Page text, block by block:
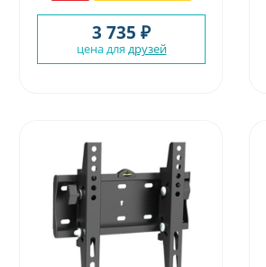
3 735 ₽
цена для друзей